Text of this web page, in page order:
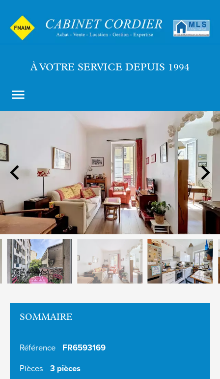
À VOTRE SERVICE DEPUIS 1994
SOMMAIRE
Référence FR6593169
Pièces 3 pièces